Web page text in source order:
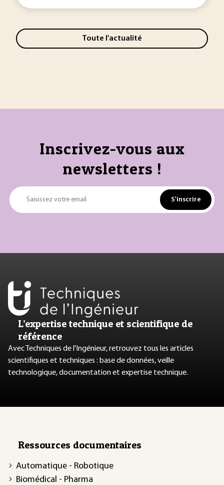
Toute l'actualité
Inscrivez-vous aux
newsletters !
Saisissez votre email S'inscrire
L’expertise technique et scientifique de
référence
Avec Techniques de l'Ingénieur, retrouvez tous les articles
scientifiques et techniques : base de données, veille
technologique, documentation et expertise technique.
Ressources documentaires
Automatique - Robotique
Biomédical - Pharma